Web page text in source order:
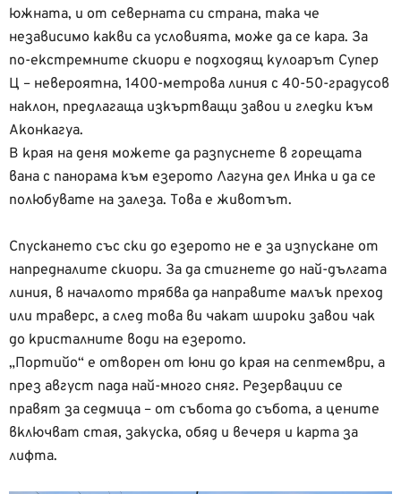
южната, и от северната си страна, така че
независимо какви са условията, може да се кара. За
по-екстремните скиори е подходящ кулоарът Супер
Ц – невероятна, 1400-метрова линия с 40-50-градусов
наклон, предлагаща изкъртващи завои и гледки към
Аконкагуа.
В края на деня можете да разпуснете в горещата
вана с панорама към езерото Лагуна дел Инка и да се
полюбувате на залеза. Това е животът.
Спускането със ски до езерото не е за изпускане от
напредналите скиори. За да стигнете до най-дългата
линия, в началото трябва да направите малък преход
или траверс, а след това ви чакат широки завои чак
до кристалните води на езерото.
„Портийо“ е отворен от юни до края на септември, а
през август пада най-много сняг. Резервации се
правят за седмица – от събота до събота, а цените
включват стая, закуска, обяд и вечеря и карта за
лифта.